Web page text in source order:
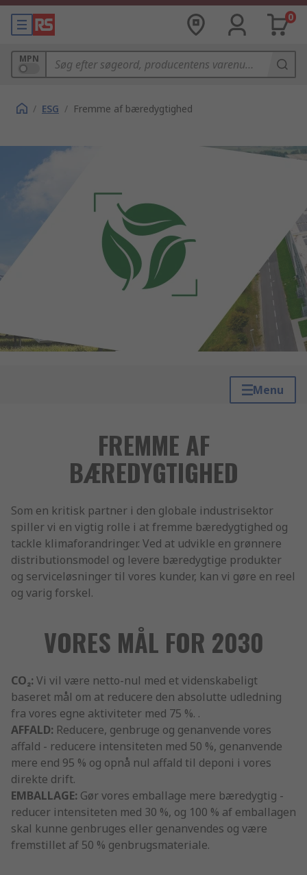
0
MPN
/ ESG / Fremme af bæredygtighed
Menu
FREMME AF
BÆREDYGTIGHED
Som en kritisk partner i den globale industrisektor
spiller vi en vigtig rolle i at fremme bæredygtighed og
tackle klimaforandringer. Ved at udvikle en grønnere
distributionsmodel og levere bæredygtige produkter
og serviceløsninger til vores kunder, kan vi gøre en reel
og varig forskel.
VORES MÅL FOR 2030
CO₂: Vi vil være netto-nul med et videnskabeligt
baseret mål om at reducere den absolutte udledning
fra vores egne aktiviteter med 75 %. .
AFFALD: Reducere, genbruge og genanvende vores
affald - reducere intensiteten med 50 %, genanvende
mere end 95 % og opnå nul affald til deponi i vores
direkte drift.
EMBALLAGE: Gør vores emballage mere bæredygtig -
reducer intensiteten med 30 %, og 100 % af emballagen
skal kunne genbruges eller genanvendes og være
fremstillet af 50 % genbrugsmateriale.